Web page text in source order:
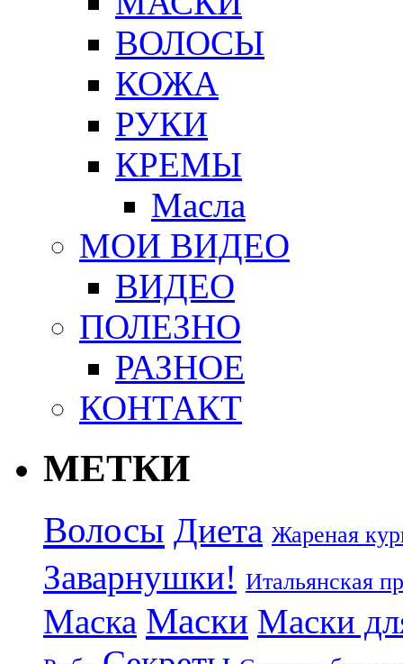
ВОЛОСЫ
КОЖА
РУКИ
КРЕМЫ
Масла
МОИ ВИДЕО
ВИДЕО
ПОЛЕЗНО
РАЗНОЕ
КОНТАКТ
МЕТКИ
Волосы Диета Жареная
Заварнушки! Итальянская
Маска Маски Маски